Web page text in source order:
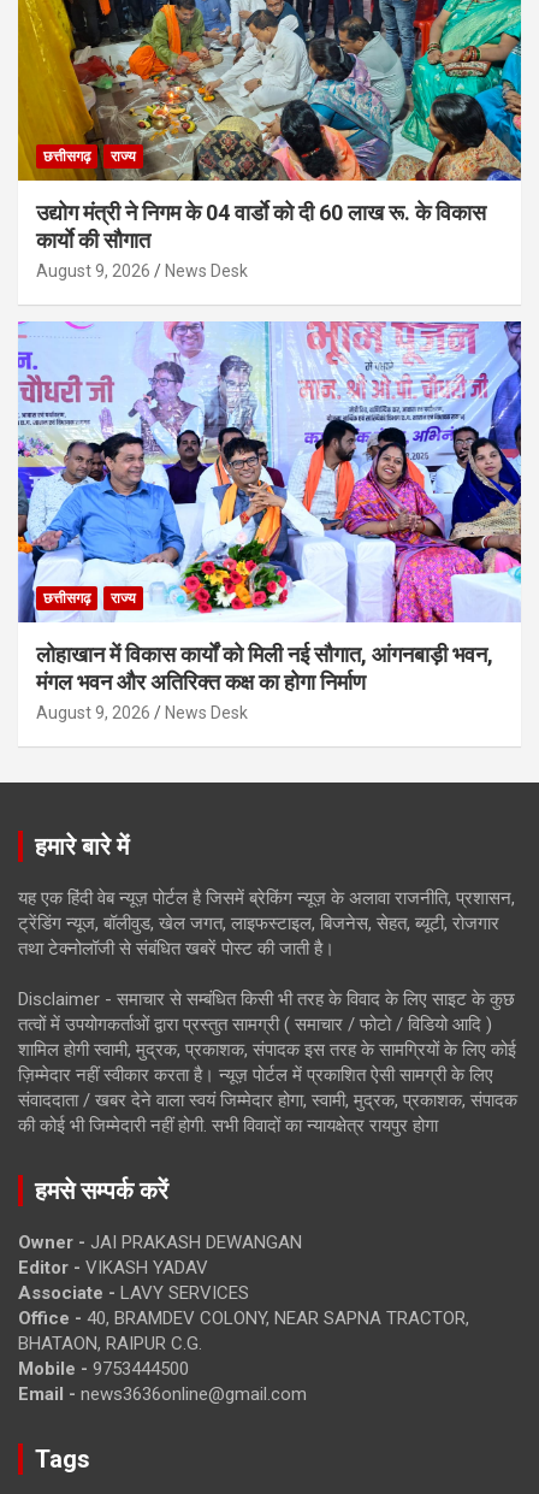
छत्तीसगढ़ राज्य
उद्योग मंत्री ने निगम के 04 वार्डाे को दी 60 लाख रू. के विकास
कार्याे की सौगात
August 9, 2026 News Desk
छत्तीसगढ़ राज्य
लोहाखान में विकास कार्यों को मिली नई सौगात, आंगनबाड़ी भवन,
मंगल भवन और अतिरिक्त कक्ष का होगा निर्माण
August 9, 2026 News Desk
हमारे बारे में
यह एक हिंदी वेब न्यूज़ पोर्टल है जिसमें ब्रेकिंग न्यूज़ के अलावा राजनीति, प्रशासन,
ट्रेंडिंग न्यूज, बॉलीवुड, खेल जगत, लाइफस्टाइल, बिजनेस, सेहत, ब्यूटी, रोजगार
तथा टेक्नोलॉजी से संबंधित खबरें पोस्ट की जाती है।
Disclaimer - समाचार से सम्बंधित किसी भी तरह के विवाद के लिए साइट के कुछ
तत्वों में उपयोगकर्ताओं द्वारा प्रस्तुत सामग्री ( समाचार / फोटो / विडियो आदि )
शामिल होगी स्वामी, मुद्रक, प्रकाशक, संपादक इस तरह के सामग्रियों के लिए कोई
ज़िम्मेदार नहीं स्वीकार करता है। न्यूज़ पोर्टल में प्रकाशित ऐसी सामग्री के लिए
संवाददाता / खबर देने वाला स्वयं जिम्मेदार होगा, स्वामी, मुद्रक, प्रकाशक, संपादक
की कोई भी जिम्मेदारी नहीं होगी. सभी विवादों का न्यायक्षेत्र रायपुर होगा
हमसे सम्पर्क करें
Owner - JAI PRAKASH DEWANGAN
Editor - VIKASH YADAV
Associate - LAVY SERVICES
Office - 40, BRAMDEV COLONY, NEAR SAPNA TRACTOR,
BHATAON, RAIPUR C.G.
Mobile - 9753444500
Email - news3636online@gmail.com
Tags